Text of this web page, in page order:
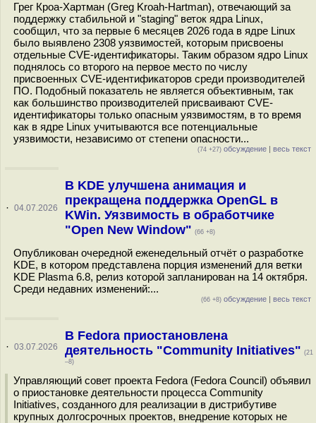
Грег Кроа-Хартман (Greg Kroah-Hartman), отвечающий за
поддержку стабильной и "staging" веток ядра Linux,
сообщил, что за первые 6 месяцев 2026 года в ядре Linux
было выявлено 2308 уязвимостей, которым присвоены
отдельные CVE-идентификаторы. Таким образом ядро Linux
поднялось со второго на первое место по числу
присвоенных CVE-идентификаторов среди производителей
ПО. Подобный показатель не является объективным, так
как большинство производителей присваивают CVE-
идентификаторы только опасным уязвимостям, в то время
как в ядре Linux учитываются все потенциальные
уязвимости, независимо от степени опасности...
(74 +27) обсуждение | весь текст
· 04.07.2026
В KDE улучшена анимация и
прекращена поддержка OpenGL в
KWin. Уязвимость в обработчике
"Open New Window" (66 +8)
Опубликован очередной еженедельный отчёт о разработке
KDE, в котором представлена порция изменений для ветки
KDE Plasma 6.8, релиз которой запланирован на 14 октября.
Среди недавних изменений:...
(66 +8) обсуждение | весь текст
· 03.07.2026
В Fedora приостановлена
деятельность "Community Initiatives" (21
–8)
Управляющий совет проекта Fedora (Fedora Council) объявил
о приостановке деятельности процесса Community
Initiatives, созданного для реализации в дистрибутиве
крупных долгосрочных проектов, внедрение которых не